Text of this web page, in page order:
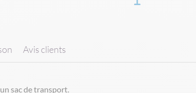
sac de transport.
Avis clients